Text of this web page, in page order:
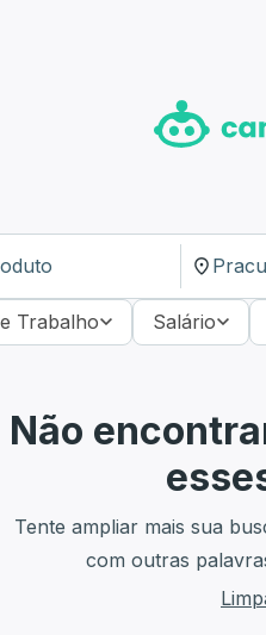
Trabalho Salário
Não
Tente ampliar mais sua
com outras